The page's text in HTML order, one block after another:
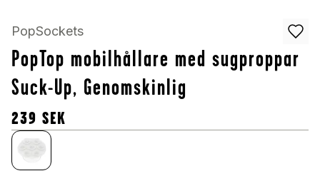
PopSockets
PopTop mobilhållare med sugproppar
Suck-Up, Genomskinlig
239 SEK